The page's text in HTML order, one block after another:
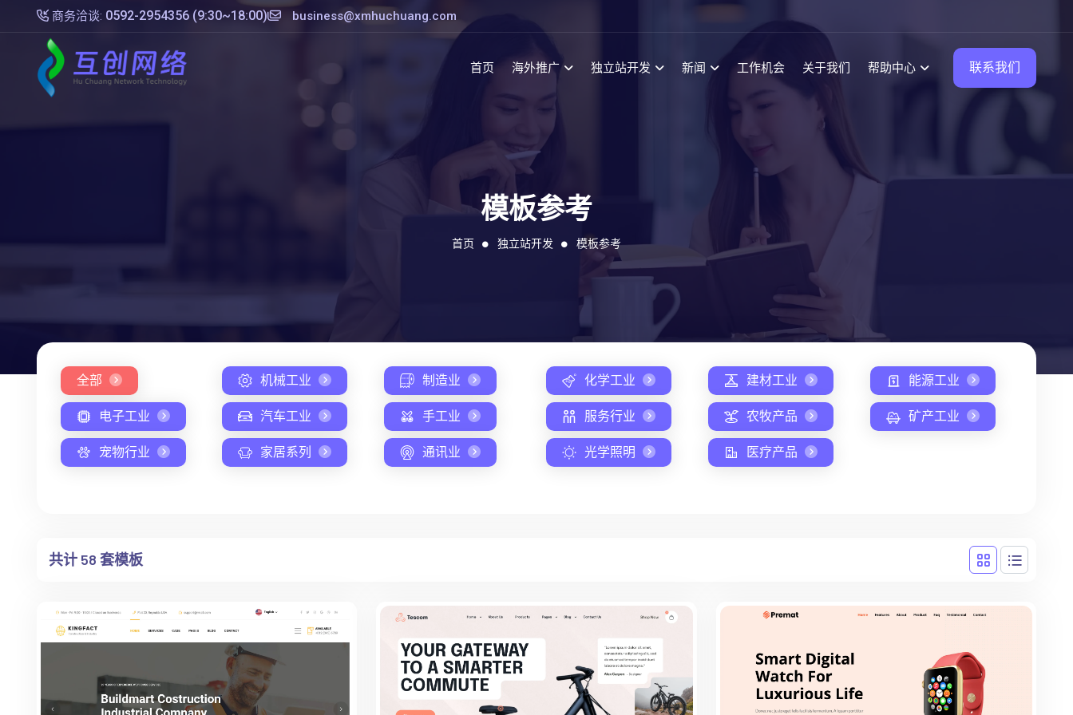
商务洽谈: 0592-2954356 (9:30~18:00) business@xmhuchuang.com
首页 海外推广 独立站开发 新闻 工作机会 关于我们 帮助中心 联系我们
模板参考
首页 独立站开发 模板参考
全部 机械工业 制造业 化学工业 建材工业 能源工业
电子工业 汽车工业 手工业 服务行业 农牧产品 矿产工业
宠物行业 家居系列 通讯业 光学照明 医疗产品
共计 58 套模板